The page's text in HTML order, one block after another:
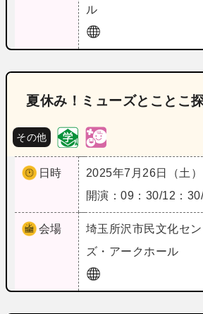
ル
夏休み！ミューズとことこ
その他
日時
2025年7月26日（土）
開演：09：30/12：
会場 埼玉 所沢市民文化セ
ズ・アークホール